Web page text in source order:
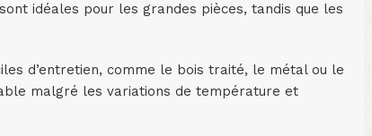
idéales pour les grandes pièces, tandis que les
d’entretien, comme le bois traité, le métal ou le
malgré les variations de température et